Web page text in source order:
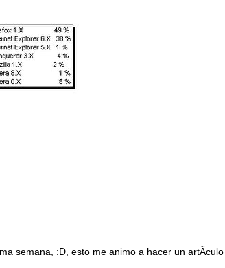
semana, :D, esto me animo a hacer un